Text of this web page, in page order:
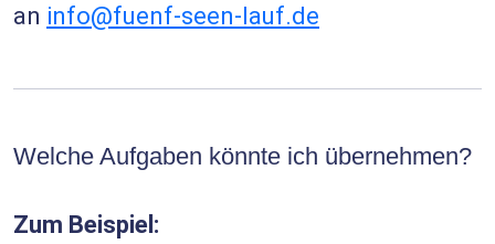
an info@fuenf-seen-lauf.de
Welche Aufgaben könnte ich übernehmen?
Zum Beispiel: